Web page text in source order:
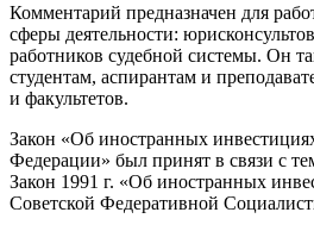
Комментарий предназначен для
сферы деятельности:
работников судебной системы. Он
студентам, аспирантам и
и факультетов.
Закон «Об иностранных
Федерации» был принят в связи с
Закон 1991 г. «Об иностранных
Советской Федеративной